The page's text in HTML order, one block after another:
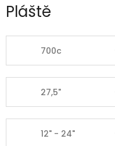
Pláště
700c
27,5"
12" - 24"